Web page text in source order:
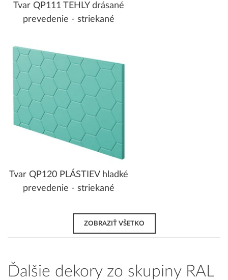
Tvar QP111 TEHLY drásané
prevedenie - striekané
Tvar QP120 PLÁSTIEV hladké
prevedenie - striekané
ZOBRAZIŤ VŠETKO
Ďalšie dekory zo skupiny RAL